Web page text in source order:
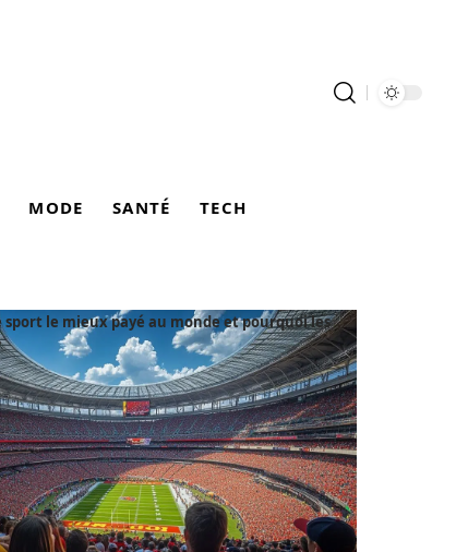
MODE SANTÉ TECH
sport le mieux payé au monde et pourquoi les